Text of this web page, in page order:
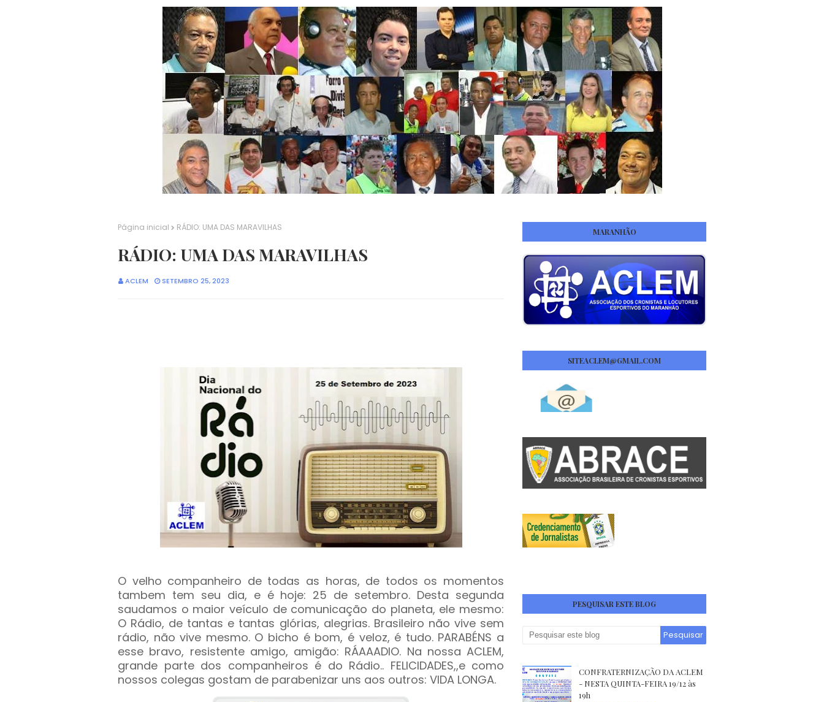
Página inicial RÁDIO: UMA DAS MARAVILHAS
RÁDIO: UMA DAS MARAVILHAS
ACLEM SETEMBRO 25, 2023
O velho companheiro de todas as horas, de todos os momentos
tambem tem seu dia, e é hoje: 25 de setembro. Desta segunda
saudamos o maior veículo de comunicação do planeta, ele mesmo:
O Rádio, de tantas e tantas glórias, alegrias. Brasileiro não vive sem
rádio, não vive mesmo. O bicho é bom, é veloz, é tudo. PARABÉNS a
esse bravo, resistente amigo, amigão: RÁAAADIO. Na nossa ACLEM,
grande parte dos companheiros é do Rádio.. FELICIDADES,,e como
nossos colegas gostam de parabenizar uns aos outros: VIDA LONGA.
MARANHÃO
SITEACLEM@GMAIL.COM
PESQUISAR ESTE BLOG
CONFRATERNIZAÇÃO DA ACLEM
- NESTA QUINTA-FEIRA 19/12 às
19h